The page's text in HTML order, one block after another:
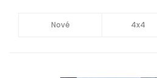
Nové 4x4